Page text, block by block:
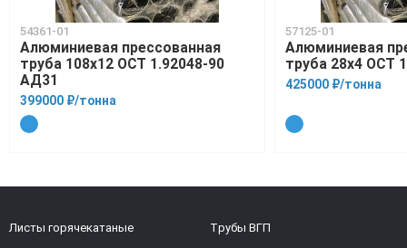
54361-01
Алюминиевая прессованная
труба 108х12 ОСТ 1.92048-90
АД31
399000 ₽/тонна
57125-01
Алюминиевая
труба 28х4 ОСТ
425000 ₽/тонна
Листы горячекатаные
Трубы ВГП